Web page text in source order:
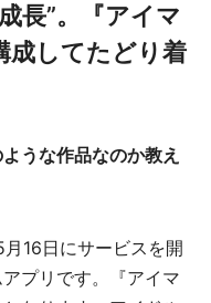
長”。『アイマ
成してたどり着
うな作品なのか教え
16日にサービスを開
プリです。『アイマ